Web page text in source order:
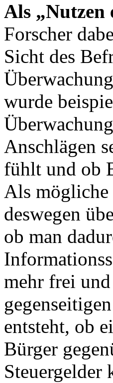
Als „Nutzen
Forscher
Sicht des
wurde
Anschlägen
fühlt und ob
Als mögliche
deswegen
ob man
mehr frei
entsteht, ob
Bürger
Steuergelder